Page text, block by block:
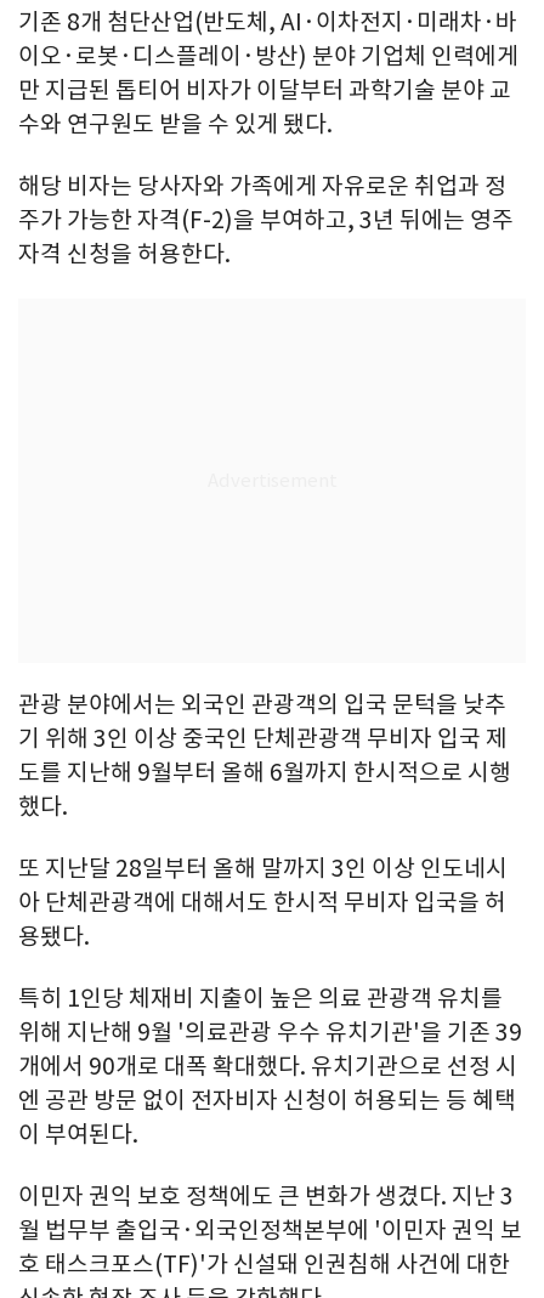
기존 8개 첨단산업(반도체, AI·이차전지·미래차·바
이오·로봇·디스플레이·방산) 분야 기업체 인력에게
만 지급된 톱티어 비자가 이달부터 과학기술 분야 교
수와 연구원도 받을 수 있게 됐다.
해당 비자는 당사자와 가족에게 자유로운 취업과 정
주가 가능한 자격(F-2)을 부여하고, 3년 뒤에는 영주
자격 신청을 허용한다.
관광 분야에서는 외국인 관광객의 입국 문턱을 낮추
기 위해 3인 이상 중국인 단체관광객 무비자 입국 제
도를 지난해 9월부터 올해 6월까지 한시적으로 시행
했다.
또 지난달 28일부터 올해 말까지 3인 이상 인도네시
아 단체관광객에 대해서도 한시적 무비자 입국을 허
용됐다.
특히 1인당 체재비 지출이 높은 의료 관광객 유치를
위해 지난해 9월 '의료관광 우수 유치기관'을 기존 39
개에서 90개로 대폭 확대했다. 유치기관으로 선정 시
엔 공관 방문 없이 전자비자 신청이 허용되는 등 혜택
이 부여된다.
이민자 권익 보호 정책에도 큰 변화가 생겼다. 지난 3
월 법무부 출입국·외국인정책본부에 '이민자 권익 보
호 태스크포스(TF)'가 신설돼 인권침해 사건에 대한